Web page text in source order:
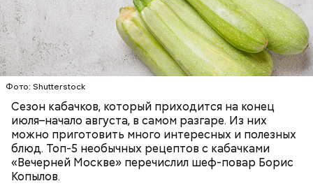
Фото: Shutterstock
Сезон кабачков, который приходится на конец
июля–начало августа, в самом разгаре. Из них
можно приготовить много интересных и полезных
блюд. Топ-5 необычных рецептов с кабачками
«Вечерней Москве» перечислил шеф-повар Борис
Копылов.
Вред дыни
Фото: Shutterstock